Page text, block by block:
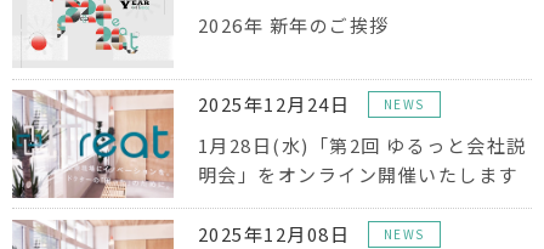
2026年 新年のご挨拶
2025年12月24日 NEWS
1月28日(水)「第2回 ゆるっと会社説
明会」をオンライン開催いたします
2025年12月08日 NEWS